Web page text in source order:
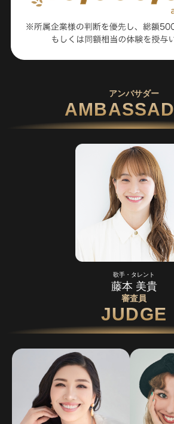
アンバサダー
歌手・タレント
藤本 美貴
審査員
JUDGE